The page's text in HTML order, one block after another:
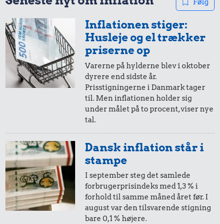
39 kr.
Dæk
0,84 kr.
100 g
flæskesvær
Avis
4,69 kr.
Kylling
2,11 kr.
Husholdningssprit
2,53 kr.
200 g
chokolade
5,-
i 1967
= 53,-
10 øre
i 1967
= 1,-
i 2025
0,53,-
Følg
Inflationen stiger:
Husleje og el trækker
priserne op
Varerne på hylderne blev i oktober
dyrere end sidste år.
Prisstigningerne i Danmark tager
til. Men inflationen holder sig
under målet på to procent, viser nye
tal.
Dansk inflation står i
stampe
I september steg det samlede
forbrugerprisindeks med 1,3 % i
forhold til samme måned året før. I
august var den tilsvarende stigning
bare 0,1 % højere.